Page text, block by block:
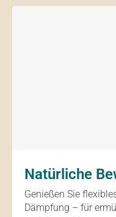
Natürliche
Genießen Sie
Dämpfung – für